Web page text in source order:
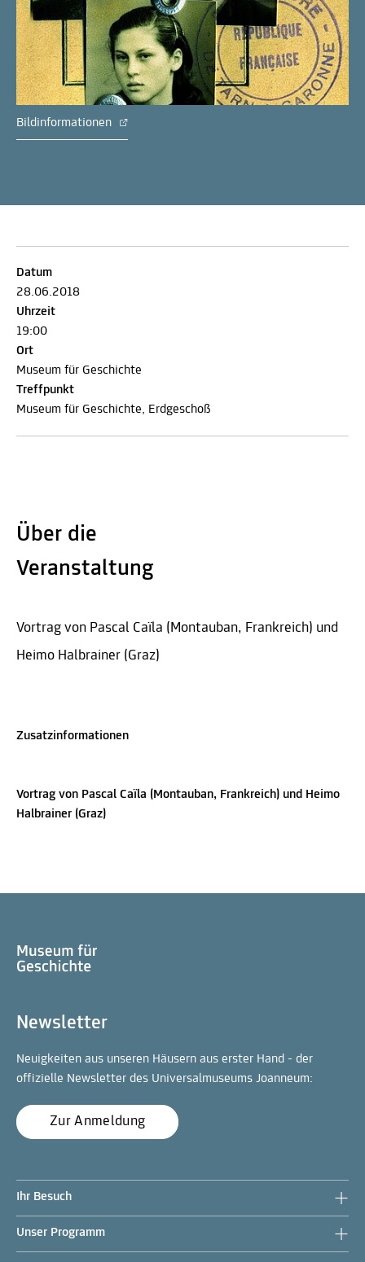
Bildinformationen
Datum
28.06.2018
Uhrzeit
19:00
Ort
Museum für Geschichte
Treffpunkt
Museum für Geschichte, Erdgeschoß
Über die
Veranstaltung
Vortrag von Pascal Caïla (Montauban, Frankreich) und
Heimo Halbrainer (Graz)
Zusatzinformationen
Vortrag von Pascal Caïla (Montauban, Frankreich) und Heimo
Halbrainer (Graz)
Newsletter
Neuigkeiten aus unseren Häusern aus erster Hand - der
offizielle Newsletter des Universalmuseums Joanneum:
Zur Anmeldung
Ihr Besuch
Unser Programm